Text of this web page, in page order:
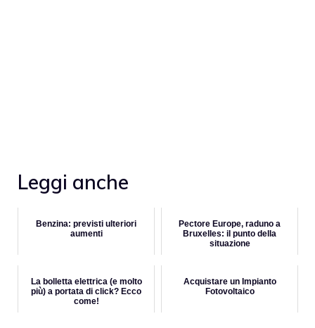
Leggi anche
Benzina: previsti ulteriori
aumenti
Pectore Europe, raduno a
Bruxelles: il punto della
situazione
La bolletta elettrica (e molto
più) a portata di click? Ecco
come!
Acquistare un Impianto
Fotovoltaico